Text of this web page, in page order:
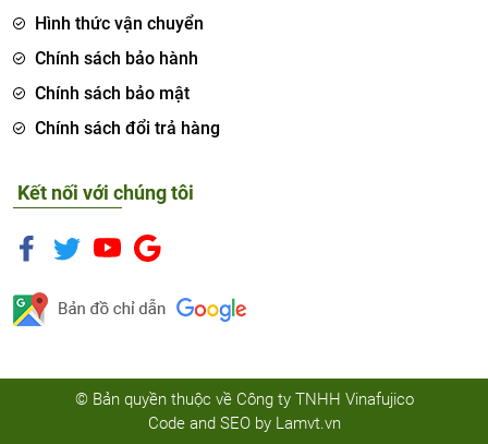
Hình thức vận chuyển
Chính sách bảo hành
Chính sách bảo mật
Chính sách đổi trả hàng
Kết nối với chúng tôi
© Bản quyền thuộc về Công ty TNHH Vinafujico
Code and SEO by Lamvt.vn